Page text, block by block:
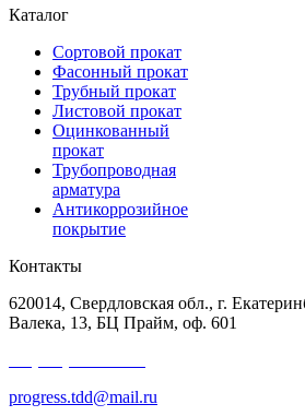
Каталог
Сортовой прокат
Фасонный прокат
Трубный прокат
Листовой прокат
Оцинкованный
прокат
Трубопроводная
арматура
Антикоррозийное
покрытие
Контакты
620014, Свердловская обл., г.
Валека, 13, БЦ Прайм, оф. 601
progress.tdd@mail.ru